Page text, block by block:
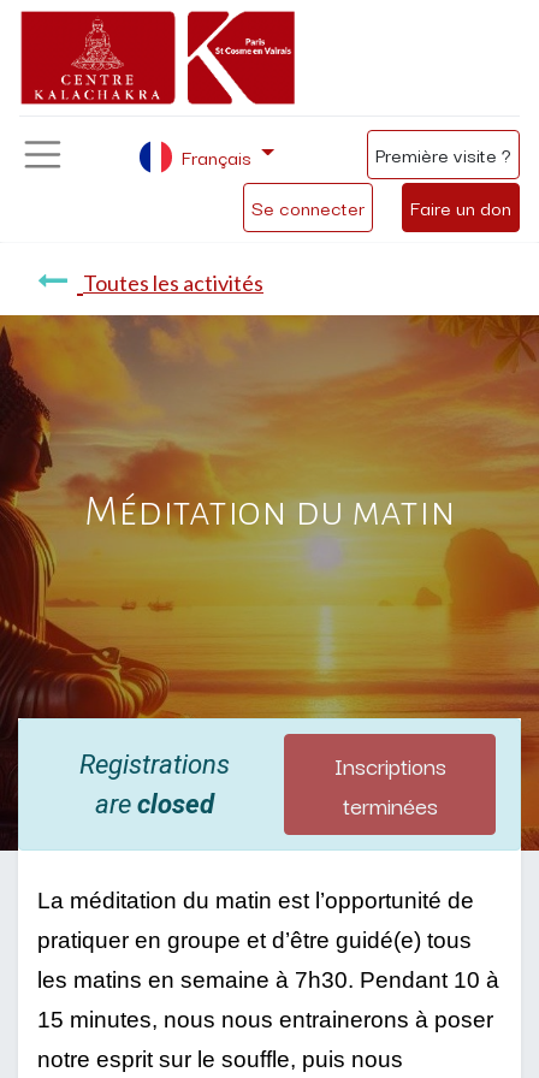
Se connecter Faire un don
Français Première visite ?
Toutes les activités
Méditation du matin
Registrations
areclosed
Inscriptions
terminées
La méditation du matin est l’opportunité de
pratiquer en groupe et d’être guidé(e) tous
les matins en semaine à 7h30. Pendant 10 à
15 minutes, nous nous entrainerons à poser
notre esprit sur le souffle, puis nous